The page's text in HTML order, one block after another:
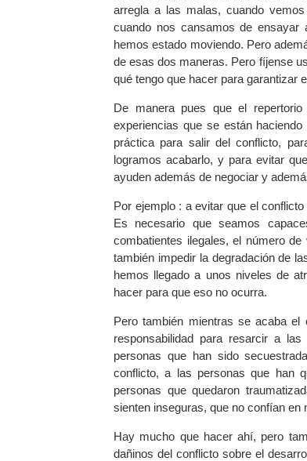
arregla a las malas, cuando
cuando nos cansamos de
hemos estado moviendo. Pero
de esas dos maneras. Pero fíjense
qué tengo que hacer para garantizar
De manera pues que el
experiencias que se están
práctica para salir del conflicto,
logramos acabarlo, y para evitar
ayuden además de negociar y
Por ejemplo : a evitar que el
Es necesario que seamos
combatientes ilegales, el número
también impedir la degradación de
hemos llegado a unos niveles de
hacer para que eso no ocurra.
Pero también mientras se acaba
responsabilidad para resarcir a
personas que han sido
conflicto, a las personas que han
personas que quedaron
sienten inseguras, que no confían en
Hay mucho que hacer ahí, pero
dañinos del conflicto sobre el